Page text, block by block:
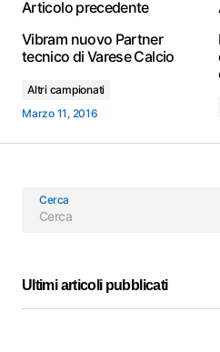
Articolo precedente
Vibram nuovo Partner
tecnico di Varese Calcio
Altri campionati
Marzo 11, 2016
Cerca
Ultimi articoli pubblicati